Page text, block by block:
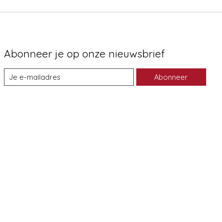
Abonneer je op onze nieuwsbrief
Abonneer